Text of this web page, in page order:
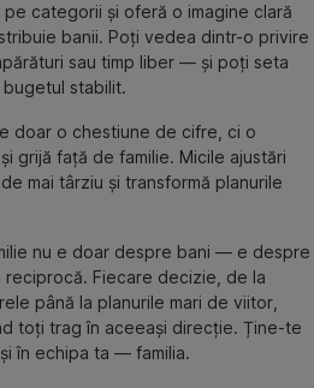
categorii și oferă o imagine clară
banii. Poți vedea dintr-o privire
sau timp liber — și poți seta
stabilit.
doar o chestiune de cifre, ci o
grijă față de familie. Micile ajustări
mai târziu și transformă planurile
nu e doar despre bani — e despre
Fiecare decizie, de la
până la planurile mari de viitor,
toți trag în aceeași direcție. Ține-te
în echipa ta — familia.